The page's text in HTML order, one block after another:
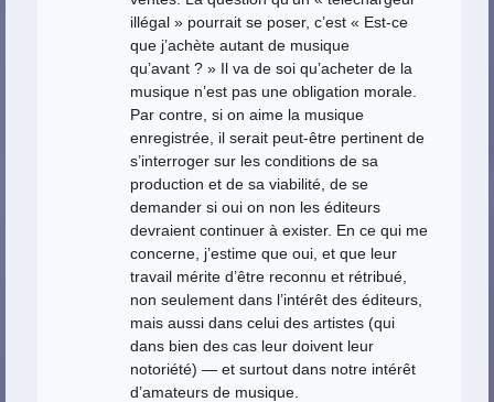
illégal » pourrait se poser, c’est « Est-ce
que j’achète autant de musique
qu’avant ? » Il va de soi qu’acheter de la
musique n’est pas une obligation morale.
Par contre, si on aime la musique
enregistrée, il serait peut-être pertinent de
s’interroger sur les conditions de sa
production et de sa viabilité, de se
demander si oui on non les éditeurs
devraient continuer à exister. En ce qui me
concerne, j’estime que oui, et que leur
travail mérite d’être reconnu et rétribué,
non seulement dans l’intérêt des éditeurs,
mais aussi dans celui des artistes (qui
dans bien des cas leur doivent leur
notoriété) — et surtout dans notre intérêt
d’amateurs de musique.